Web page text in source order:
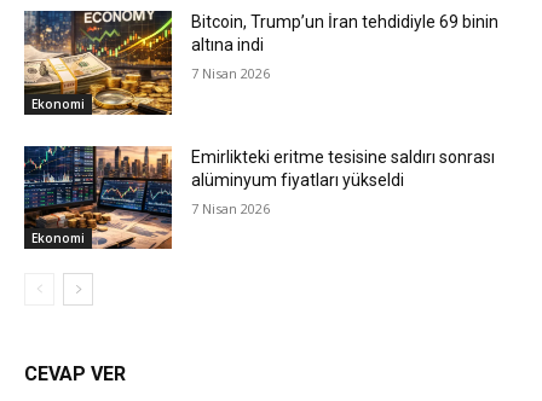
Ekonomi
Bitcoin, Trump’un İran tehdidiyle 69 binin
altına indi
7 Nisan 2026
Ekonomi
Emirlikteki eritme tesisine saldırı sonrası
alüminyum fiyatları yükseldi
7 Nisan 2026
CEVAP VER